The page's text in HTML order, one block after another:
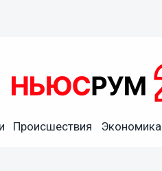
Происшествия Экономика
обнаружил